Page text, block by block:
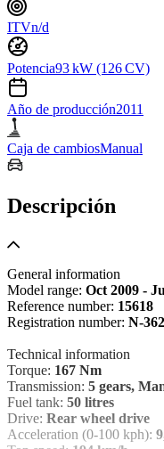
ITVn/d
Potencia93 kW (126 CV)
Año de producción2011
Caja de cambiosManual
Descripción
General information
Model range: Oct 2009 -
Reference number: 15618
Registration number: N-
Technical information
Torque: 167 Nm
Transmission: 5 gears,
Fuel tank: 50 litres
Drive: Rear wheel drive
Acceleration (0-100 kph):